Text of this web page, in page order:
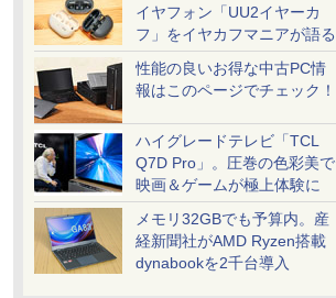
イヤフォン「UU2イヤーカ
フ」をイヤカフマニアが語る
性能の良いお得な中古PC情
報はこのページでチェック！
ハイグレードテレビ「TCL
Q7D Pro」。圧巻の色彩美で
映画＆ゲームが極上体験に
メモリ32GBでも予算内。産
経新聞社がAMD Ryzen搭載
dynabookを2千台導入